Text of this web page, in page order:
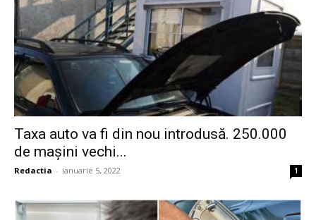
Taxa auto va fi din nou introdusă. 250.000
de mașini vechi...
Redactia - ianuarie 5, 2022 1